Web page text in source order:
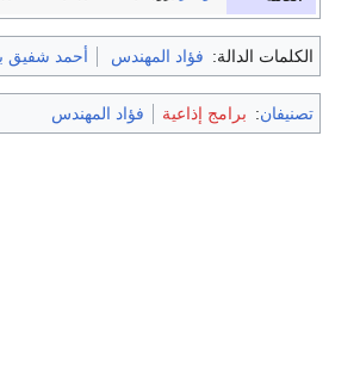
الكلمات الدالة: فؤاد المهندس أحمد شفيق
تصنيفان: برامج إذاعية فؤاد المهندس